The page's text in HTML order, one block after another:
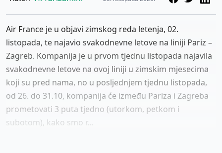
Air France je u objavi zimskog reda letenja, 02.
listopada, te najavio svakodnevne letove na liniji Pariz –
Zagreb. Kompanija je u prvom tjednu listopada najavila
svakodnevne letove na ovoj liniji u zimskim mjesecima
koji su pred nama, no u posljednjem tjednu listopada,
od 26. do 31.10, kompanija će između Pariza i Zagreba
prometovati 3 puta tjedno (utorkom, petkom i
subotom), kako smo r...